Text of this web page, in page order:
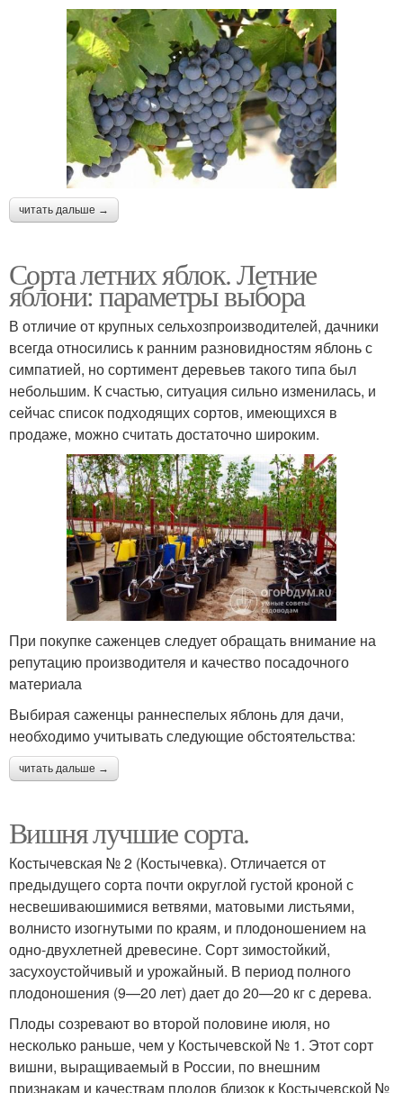
читать дальше →
Сорта летних яблок. Летние
яблони: параметры выбора
В отличие от крупных сельхозпроизводителей, дачники
всегда относились к ранним разновидностям яблонь с
симпатией, но сортимент деревьев такого типа был
небольшим. К счастью, ситуация сильно изменилась, и
сейчас список подходящих сортов, имеющихся в
продаже, можно считать достаточно широким.
При покупке саженцев следует обращать внимание на
репутацию производителя и качество посадочного
материала
Выбирая саженцы раннеспелых яблонь для дачи,
необходимо учитывать следующие обстоятельства:
читать дальше →
Вишня лучшие сорта.
Костычевская № 2 (Костычевка). Отличается от
предыдущего сорта почти округлой густой кроной с
несвешиваюшимися ветвями, матовыми листьями,
волнисто изогнутыми по краям, и плодоношением на
одно-двухлетней древесине. Сорт зимостойкий,
засухоустойчивый и урожайный. В период полного
плодоношения (9—20 лет) дает до 20—20 кг с дерева.
Плоды созревают во второй половине июля, но
несколько раньше, чем у Костычевской № 1. Этот сорт
вишни, выращиваемый в России, по внешним
признакам и качествам плодов близок к Костычевской №